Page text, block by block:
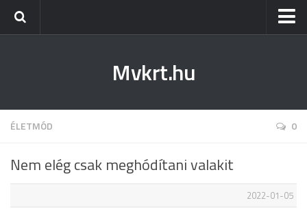
Tiszaújváros
Kazincbarcika
Mvkrt.hu
ÉLETMÓD 0
Nem elég csak meghódítani valakit
2022-01-05